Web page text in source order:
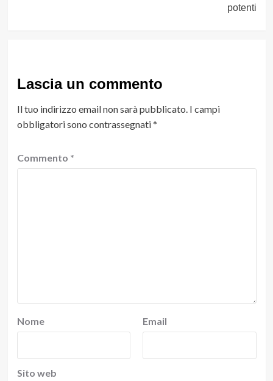
potenti
Lascia un commento
Il tuo indirizzo email non sarà pubblicato. I campi
obbligatori sono contrassegnati*
Commento *
Nome Email
Sito web